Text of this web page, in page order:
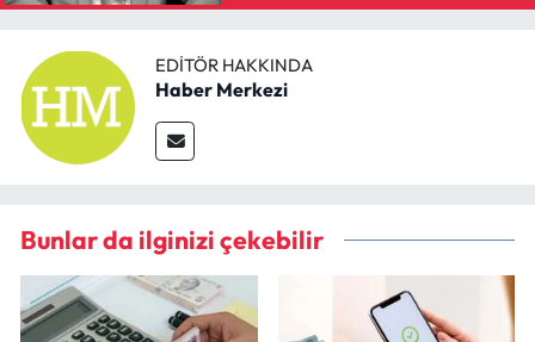
EDITÖR HAKKINDA
Haber Merkezi
Bunlar da ilginizi çekebilir